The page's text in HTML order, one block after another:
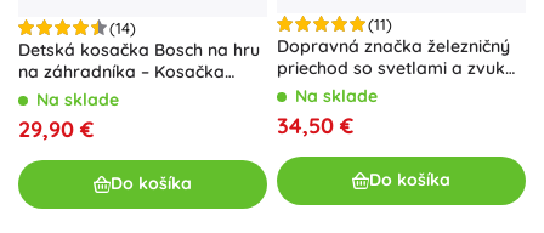
(14)
Detská kosačka Bosch na hru
na záhradníka – Kosačka
Bosch
Na sklade
29,90 €
Do košíka
(11)
Dopravná značka železničný
priechod so svetlami a zvukmi
78 cm KLEIN
Na sklade
34,50 €
Do košíka